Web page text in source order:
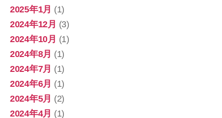
2025年1月 (1)
2024年12月 (3)
2024年10月 (1)
2024年8月 (1)
2024年7月 (1)
2024年6月 (1)
2024年5月 (2)
2024年4月 (1)